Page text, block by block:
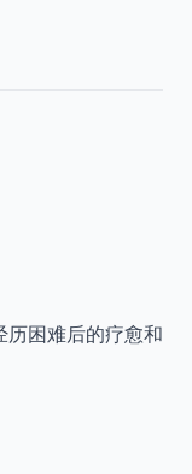
困难后的疗愈和